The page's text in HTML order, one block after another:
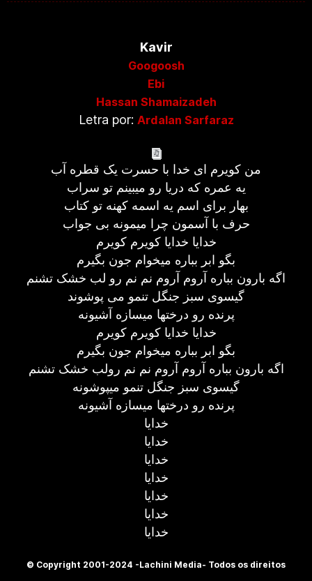
Kavir
Googoosh
Ebi
Hassan Shamaizadeh
Letra por: Ardalan Sarfaraz
من کویرم ای خدا با حسرت یک قطره آب
یه عمره که دریا رو میبینم تو سراب
بهار برای اسم یه اسمه کهنه تو کتاب
حرف با آسمون چرا میمونه بی جواب
خدایا خدایا کویرم کویرم
بگو ابر بباره میخوام جون بگیرم
اگه بارون بباره آروم آروم نم نم رو لب خشک تشنم
گیسوی سبز جنگل تنمو می پوشوند
پرنده رو درختها میسازه آشیونه
خدایا خدایا کویرم کویرم
بگو ابر بباره میخوام جون بگیرم
اگه بارون بباره آروم آروم نم نم رولب خشک تشنم
گیسوی سبز جنگل تنمو میپوشونه
پرنده رو درختها میسازه آشیونه
خدایا
خدایا
خدایا
خدایا
خدایا
خدایا
خدایا
© Copyright 2001-2024 -Lachini Media- Todos os direitos